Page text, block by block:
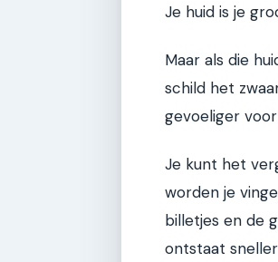
Je huid is je
Maar als die
schild het
gevoeliger
Je kunt het
worden je
billetjes en de
ontstaat